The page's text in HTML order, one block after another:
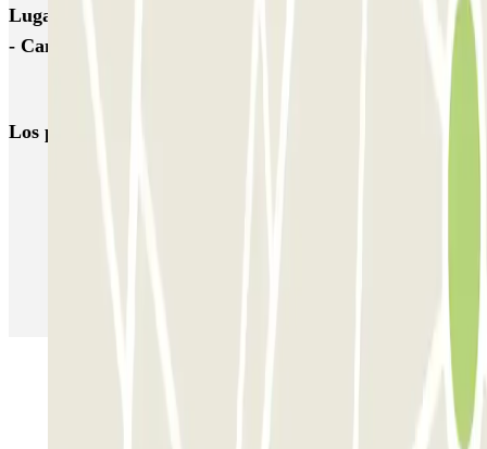
Lugares y eventos interesantes cerca de City Residence
- Campus de la Chantrerie Zenpark
Los parkings